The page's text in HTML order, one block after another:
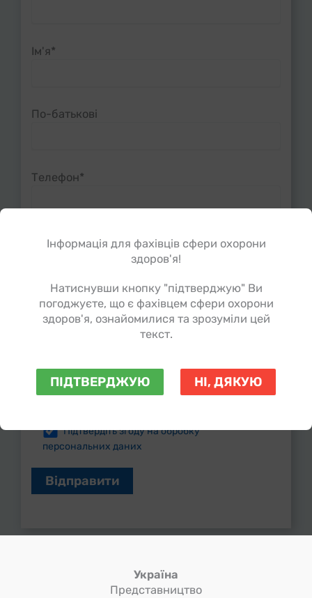
Ім'я*
По-батькові
Телефон*
Електронна пошта*
Спеціальність*
Місто*
Підтвердіть згоду на обробку
персональних даних
Інформація для фахівців сфери охорони
здоров'я!
Натиснувши кнопку "підтверджую" Ви
погоджуєте, що є фахівцем сфери охорони
здоров'я, ознайомилися та зрозуміли цей
текст.
ПІДТВЕРДЖУЮ НІ, ДЯКУЮ
Україна
Представництво